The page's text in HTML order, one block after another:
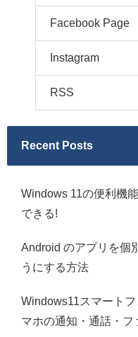
Facebook Page
Instagram
RSS
Recent Posts
Windows 11の便利機
できる!
Android のアプリを個
うにする方法
Windows11スマート
マホの通知・通話・フ